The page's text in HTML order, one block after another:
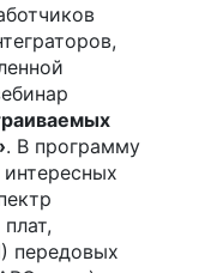
. В программу
передовых